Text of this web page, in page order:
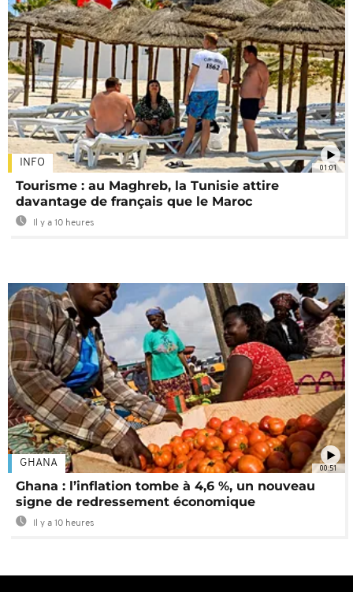
01:01
INFO
Tourisme : au Maghreb, la Tunisie attire
davantage de français que le Maroc
Il y a 10 heures
00:51
GHANA
Ghana : l’inflation tombe à 4,6 %, un nouveau
signe de redressement économique
Il y a 10 heures